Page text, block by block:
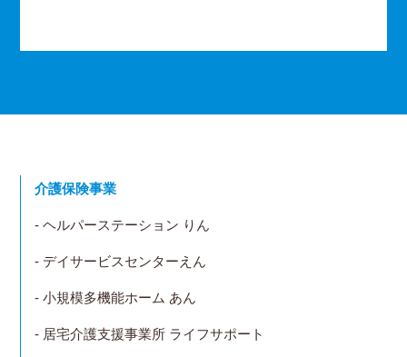
介護保険事業
- ヘルパーステーション りん
- デイサービスセンターえん
- 小規模多機能ホーム あん
- 居宅介護支援事業所 ライフサポート